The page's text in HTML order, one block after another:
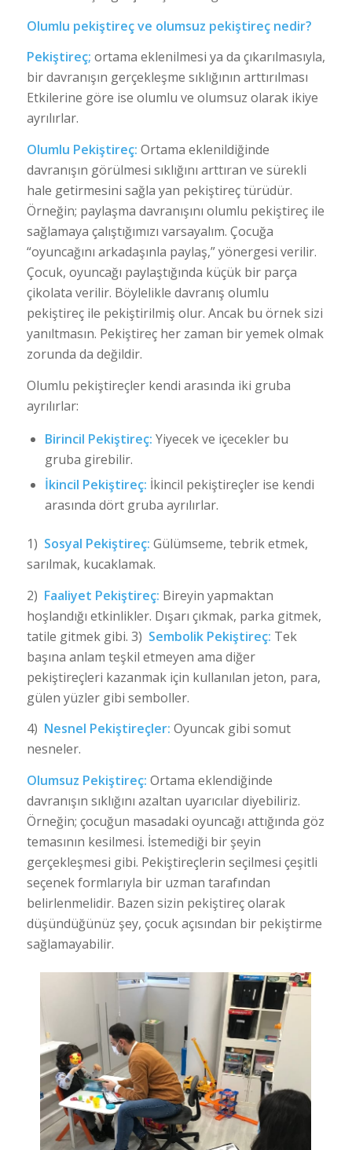
Olumlu pekiştireç ve olumsuz pekiştireç nedir?
Pekiştireç; ortama eklenilmesi ya da çıkarılmasıyla,
bir davranışın gerçekleşme sıklığının arttırılması
Etkilerine göre ise olumlu ve olumsuz olarak ikiye
ayrılırlar.
Olumlu Pekiştireç: Ortama eklenildiğinde
davranışın görülmesi sıklığını arttıran ve sürekli
hale getirmesini sağla yan pekiştireç türüdür.
Örneğin; paylaşma davranışını olumlu pekiştireç ile
sağlamaya çalıştığımızı varsayalım. Çocuğa
“oyuncağını arkadaşınla paylaş,” yönergesi verilir.
Çocuk, oyuncağı paylaştığında küçük bir parça
çikolata verilir. Böylelikle davranış olumlu
pekiştireç ile pekiştirilmiş olur. Ancak bu örnek sizi
yanıltmasın. Pekiştireç her zaman bir yemek olmak
zorunda da değildir.
Olumlu pekiştireçler kendi arasında iki gruba
ayrılırlar:
Birincil Pekiştireç: Yiyecek ve içecekler bu
gruba girebilir.
İkincil Pekiştireç: İkincil pekiştireçler ise kendi
arasında dört gruba ayrılırlar.
1) Sosyal Pekiştireç: Gülümseme, tebrik etmek,
sarılmak, kucaklamak.
2) Faaliyet Pekiştireç: Bireyin yapmaktan
hoşlandığı etkinlikler. Dışarı çıkmak, parka gitmek,
tatile gitmek gibi. 3) Sembolik Pekiştireç: Tek
başına anlam teşkil etmeyen ama diğer
pekiştireçleri kazanmak için kullanılan jeton, para,
gülen yüzler gibi semboller.
4) Nesnel Pekiştireçler: Oyuncak gibi somut
nesneler.
Olumsuz Pekiştireç: Ortama eklendiğinde
davranışın sıklığını azaltan uyarıcılar diyebiliriz.
Örneğin; çocuğun masadaki oyuncağı attığında göz
temasının kesilmesi. İstemediği bir şeyin
gerçekleşmesi gibi. Pekiştireçlerin seçilmesi çeşitli
seçenek formlarıyla bir uzman tarafından
belirlenmelidir. Bazen sizin pekiştireç olarak
düşündüğünüz şey, çocuk açısından bir pekiştirme
sağlamayabilir.